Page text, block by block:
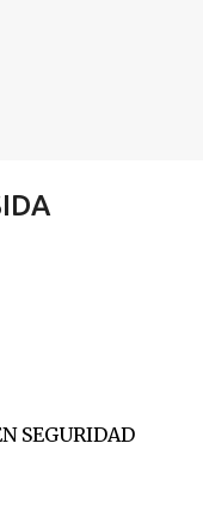
SEGURIDAD